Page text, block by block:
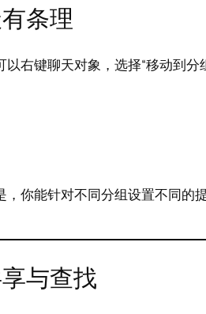
条理
右键聊天对象，选择“移动到分
你能针对不同分组设置不同的
与查找